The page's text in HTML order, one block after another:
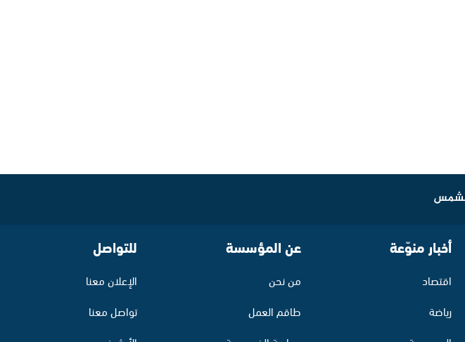
أخبار منوّعة
اقتصاد
رياضة
عن المؤسسة
من نحن
طاقم العمل
للتواصل
الإعلان معنا
تواصل معنا